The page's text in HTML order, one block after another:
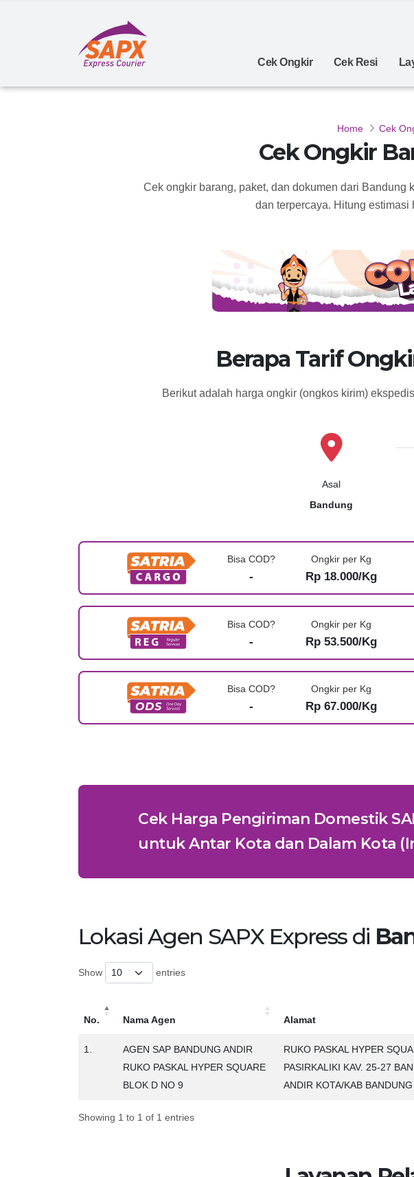
Cek Ongkir Cek Resi
Home Cek
Cek Ongkir
Cek ongkir barang, paket, dan dokumen dari Bandung
dan terpercaya. Hitung
Berapa Tarif
Berikut adalah harga ongkir (ongkos kirim)
Asal
Bandung
Bisa COD?
-
Ongkir per Kg
Rp 18.000/Kg
Bisa COD?
-
Ongkir per Kg
Rp 53.500/Kg
Bisa COD?
-
Ongkir per Kg
Rp 67.000/Kg
Cek Harga Pengiriman Domestik
untuk Antar Kota dan Dalam Kota
Lokasi Agen SAPX Express di
Show entries
No. Nama Agen Alamat
No. Nama Agen Alamat
1.
AGEN SAP BANDUNG ANDIR
RUKO PASKAL HYPER SQUARE
BLOK D NO 9
RUKO PASKAL HYPER
PASIRKALIKI KAV. 25-27
ANDIR KOTA/KAB
Showing 1 to 1 of 1 entries